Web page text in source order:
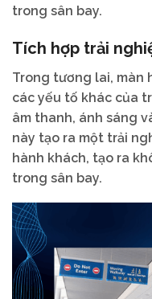
trong sân bay.
Tích hợp trải
Trong tương lai, màn
các yếu tố khác của
âm thanh, ánh sáng
này tạo ra một trải
hành khách, tạo ra
trong sân bay.